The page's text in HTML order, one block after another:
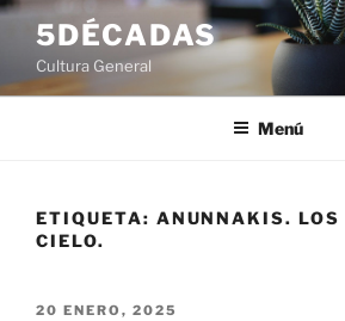
Saltar
contenido
5DÉCADAS
Cultura General
Menú
ETIQUETA: ANUNNAKIS. LOS
CIELO.
PUBLICADO
20 ENERO, 2025